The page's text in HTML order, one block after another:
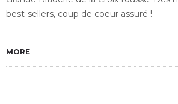
best-sellers, coup de coeur assuré !
MORE